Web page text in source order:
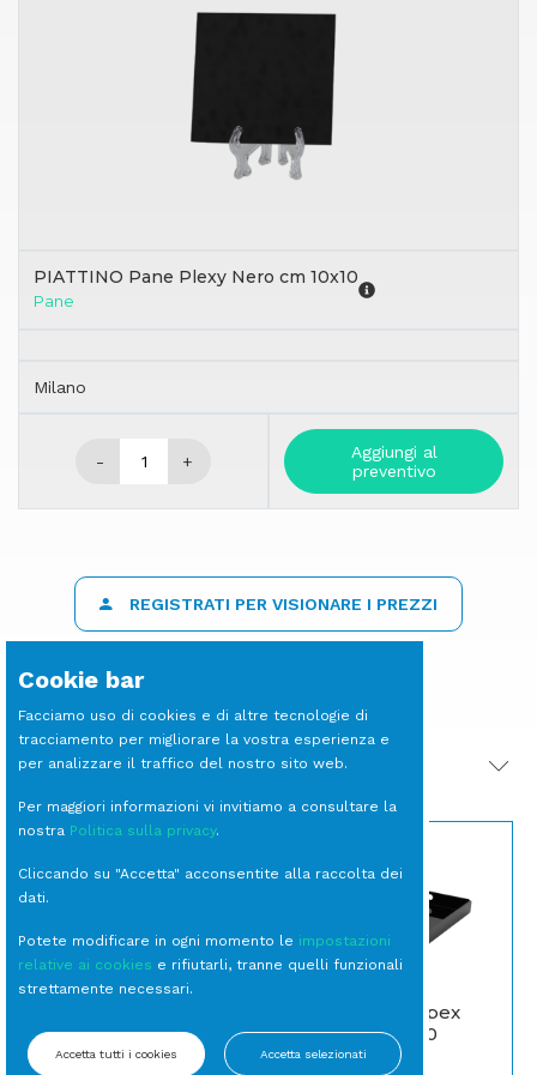
PIATTINO Pane Plexy Nero cm 10x10
Pane
Milano
- +
Aggiungi al
preventivo
REGISTRATI PER VISIONARE I PREZZI
PRODOTTI CORRELATI
Nero (15 per cassa)
Tumbler
VASSOIO Perspex
Nero cm 40x40
Vassoi
Cookie bar
Facciamo uso di cookies e di altre tecnologie di
tracciamento per migliorare la vostra esperienza e
per analizzare il traffico del nostro sito web.
Per maggiori informazioni vi invitiamo a consultare la
nostra Politica sulla privacy.
Cliccando su "Accetta" acconsentite alla raccolta dei
dati.
Potete modificare in ogni momento le impostazioni
relative ai cookies e rifiutarli, tranne quelli funzionali
strettamente necessari.
Accetta tutti i cookies Accetta selezionati